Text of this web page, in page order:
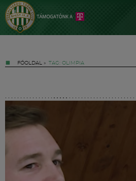
FŐOLDAL » TAG: OLIMPIA
FM YouTube +